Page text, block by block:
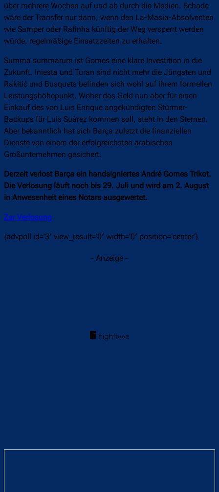
über mehrere Wochen auf und ab durch die Medien. Schade
wäre der Transfer nur dann, wenn den La-Masia-Absolventen
wie Samper oder Rafinha künftig der Weg versperrt werden
würde, regelmäßige Einsatzzeiten zu erhalten.
Summa summarum ist Gomes eine klare Investition in die
Zukunft. Iniesta und Turan sind nicht mehr die Jüngsten und
Rakitić und Busquets befinden sich wohl auf ihrem formellen
Leistungshöhepunkt. Woher das Geld nun aber für einen
Einkauf des von Luis Enrique angekündigten Stürmer-
Backups für Luis Suárez kommen soll, steht in den Sternen.
Aber bekanntlich hat sich Barça zuletzt die finanziellen
Dienste von einem der erfolgreichsten arabischen
Großunternehmen gesichert.
Derzeit verlost Barça ein handsigniertes André Gomes Trikot.
Die Verlosung läuft noch bis 29. Juli und wird am 2. August
in Anwesenheit eines Notars ausgewertet.
Zur Verlosung
{advpoll id=’3′ view_result=’0′ width=’0′ position=’center‘}
- Anzeige -